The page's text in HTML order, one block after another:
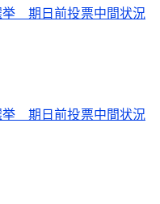
挙 期日前投票中間状況
挙 期日前投票中間状況